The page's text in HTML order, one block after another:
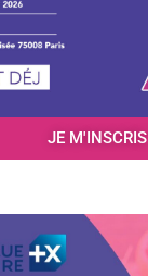
JE M'INSCRIS